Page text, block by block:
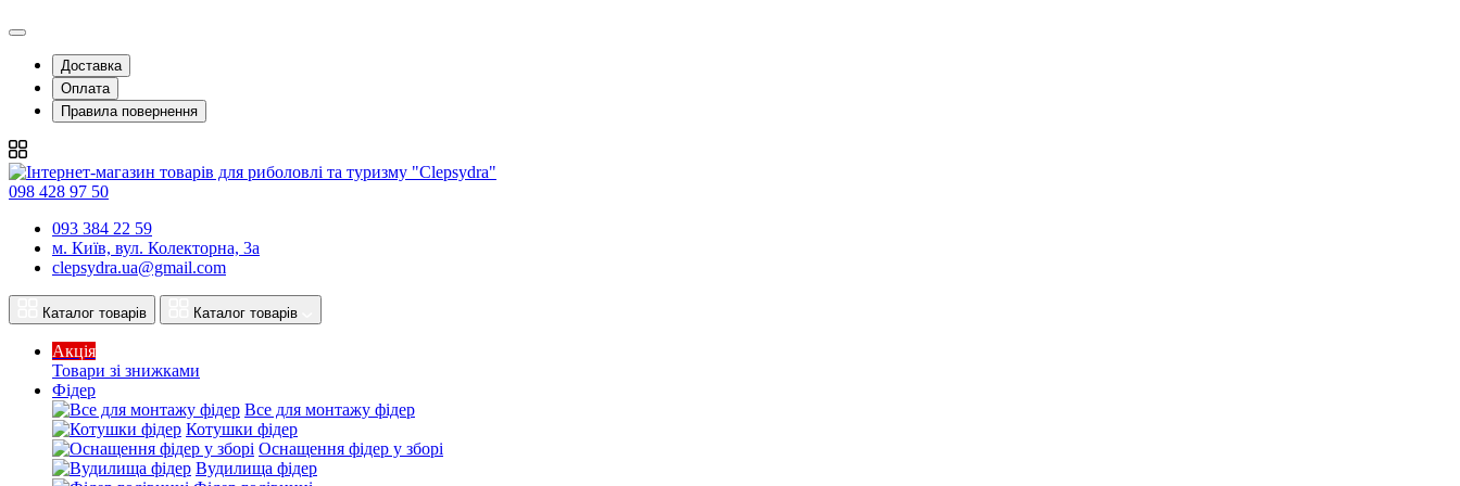
Доставка
Оплата
Правила повернення
098 428 97 50
093 384 22 59
м. Київ, вул. Колекторна, 3а
clepsydra.ua@gmail.com
Каталог товарів Каталог товарів
Акція
Товари зі знижками
Фідер
Все для монтажу фідер
Котушки фідер
Оснащення фідер у зборі
Вудилища фідер